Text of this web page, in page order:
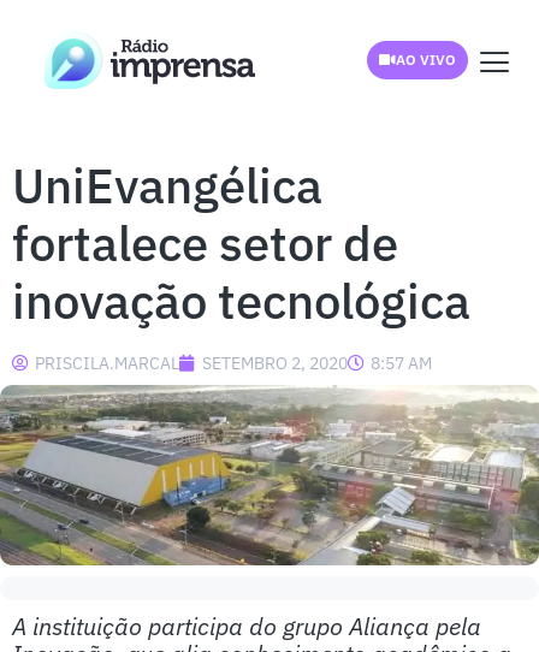
AO VIVO
UniEvangélica
fortalece setor de
inovação tecnológica
PRISCILA.MARCAL SETEMBRO 2, 2020 8:57 AM
A instituição participa do grupo Aliança pela